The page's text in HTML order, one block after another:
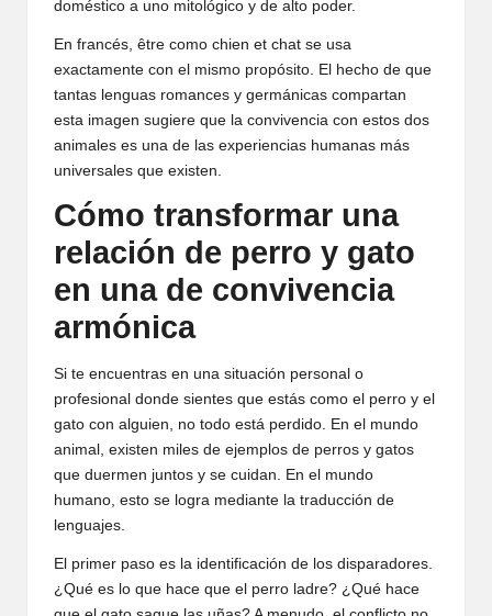
doméstico a uno mitológico y de alto poder.
En francés, être como chien et chat se usa
exactamente con el mismo propósito. El hecho de que
tantas lenguas romances y germánicas compartan
esta imagen sugiere que la convivencia con estos dos
animales es una de las experiencias humanas más
universales que existen.
Cómo transformar una
relación de perro y gato
en una de convivencia
armónica
Si te encuentras en una situación personal o
profesional donde sientes que estás como el perro y el
gato con alguien, no todo está perdido. En el mundo
animal, existen miles de ejemplos de perros y gatos
que duermen juntos y se cuidan. En el mundo
humano, esto se logra mediante la traducción de
lenguajes.
El primer paso es la identificación de los disparadores.
¿Qué es lo que hace que el perro ladre? ¿Qué hace